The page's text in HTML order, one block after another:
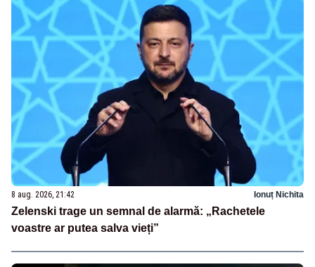
8 aug. 2026, 21:42 Ionuț Nichita
Zelenski trage un semnal de alarmă: „Rachetele
voastre ar putea salva vieți”